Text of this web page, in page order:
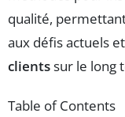
qualité,
aux défis actuels
clientssur le long
Table of Contents